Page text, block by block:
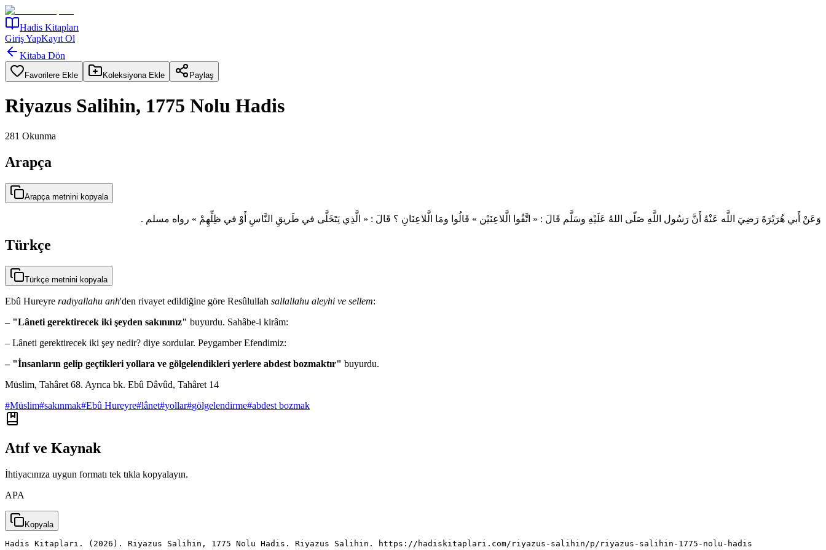
Hadis Kitapları
Giriş YapKayıt Ol
Kitaba Dön
Favorilere Ekle Koleksiyona Ekle Paylaş
Riyazus Salihin, 1775 Nolu Hadis
281 Okunma
Arapça
Arapça metnini kopyala
وَعَنْ أَبي هُرَيْرَةَ رَضِيَ اللَّه عَنْهُ أَنَّ رَسُول اللَّهِ صَلّى اللهُ عَلَيْهِ وسَلَّم قَالَ : « اتَّقُوا الَّلاعِنَيْن » قَالُوا ومَا الَّلاعِنَانِ ؟ قَالَ : « الَّذِي يَتَخَلَّى في طَريقِ النَّاسِ أَوْ في ظِلِّهِمْ » رواه مسلم .
Türkçe
Türkçe metnini kopyala
Ebû Hureyre radıyallahu anh'den rivayet edildiğine göre Resûlullah sallallahu aleyhi ve sellem:
– "Lâneti gerektirecek iki şeyden sakınınız" buyurdu. Sahâbe-i kirâm:
– Lâneti gerektirecek iki şey nedir? diye sordular. Peygamber Efendimiz:
– "İnsanların gelip geçtikleri yollara ve gölgelendikleri yerlere abdest bozmaktır" buyurdu.
Müslim, Tahâret 68. Ayrıca bk. Ebû Dâvûd, Tahâret 14
#Müslim#sakınmak#Ebû Hureyre#lânet#yollar#gölgelendirme#abdest bozmak
Atıf ve Kaynak
İhtiyacınıza uygun formatı tek tıkla kopyalayın.
APA
Kopyala
Hadis Kitapları. (2026). Riyazus Salihin, 1775 Nolu Hadis. Riyazus Salihin. https://hadiskitaplari.com/riyazus-salihin/p/riyazus-salihin-1775-nolu-hadis